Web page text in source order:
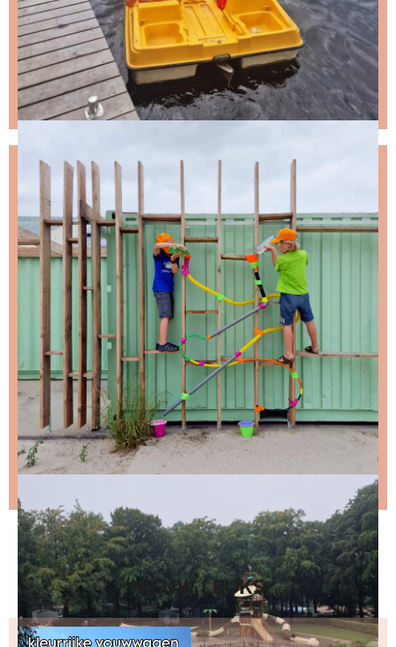
NIKS LEUKS MISSEN?
Schrijf je in voor de nieuwsbrief, dan stuur ik je
ongeveer twee keer per maand een leuke mail.
Stap 1 – vul je emailadres in en klik op de knop:
Stap 2 – open de email en bevestig je inschrijving
(niks ontvangen, bekijk dan je spam folder).
Wil je niet wachten op de volgende nieuwsbrief?
Lees
dan hier de nieuwste nieuwsbrief
NIEUW LEUKS